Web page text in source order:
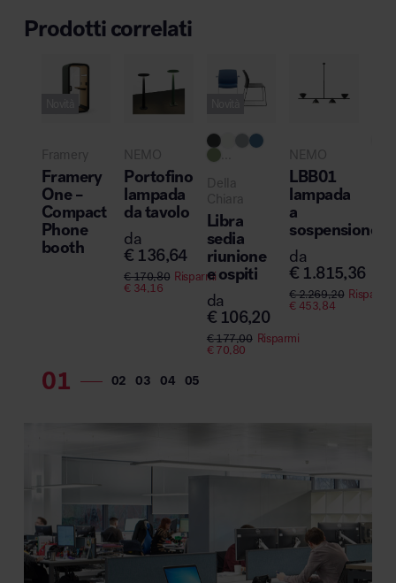
Prodotti correlati
Framery
Framery
One –
Compact
Phone
booth
NEMO
Portofino
lampada
da tavolo
da
€ 136,64
€170,80 Risparmi
€34,16
...
Della
Chiara
Libra
sedia
riunione
e ospiti
da
€ 106,20
€177,00 Risparmi
€70,80
NEMO
LBB01
lampada
a
sospensione
da
€ 1.815,36
€2.269,20 Risparmi
€453,84
€